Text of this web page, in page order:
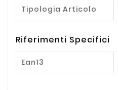
Tipologia Articolo
Riferimenti Specifici
Ean13